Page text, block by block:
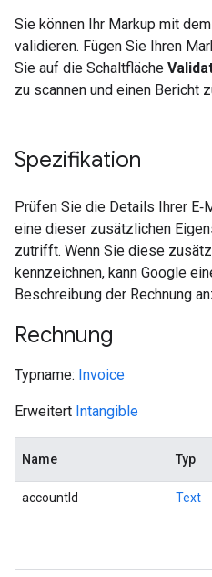
Sie können Ihr Markup mit dem
validieren. Fügen Sie Ihren
Sie auf die Schaltfläche
zu scannen und einen Bericht
Spezifikation
Prüfen Sie die Details Ihrer
eine dieser zusätzlichen
zutrifft. Wenn Sie diese
kennzeichnen, kann Google
Beschreibung der Rechnung
Rechnung
Typname: Invoice
Erweitert Intangible
Name Typ
accountId Text